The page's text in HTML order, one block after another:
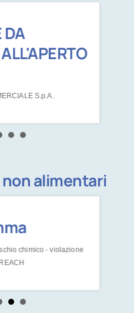
DA
S.p.A.
alimentari
chimico - violazione